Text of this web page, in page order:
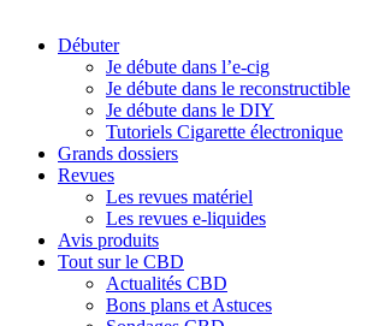
Débuter
Je débute dans l’e-cig
Je débute dans le reconstructible
Je débute dans le DIY
Tutoriels Cigarette électronique
Grands dossiers
Revues
Les revues matériel
Les revues e-liquides
Avis produits
Tout sur le CBD
Actualités CBD
Bons plans et Astuces